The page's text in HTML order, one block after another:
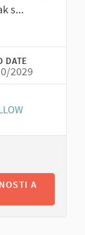
s...
DATE
2029
A SNÍŽENÍ
A